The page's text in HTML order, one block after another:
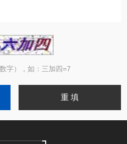
字），如：三加四=7